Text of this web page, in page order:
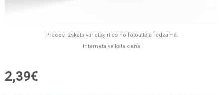
Preces izskats var atšķirties no fotoattēlā redzamā.
Interneta veikala cena
2,39€